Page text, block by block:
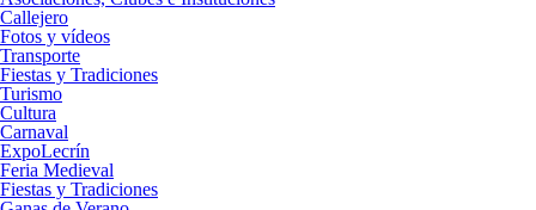
Callejero
Fotos y vídeos
Transporte
Fiestas y Tradiciones
Turismo
Cultura
Carnaval
ExpoLecrín
Feria Medieval
Fiestas y Tradiciones